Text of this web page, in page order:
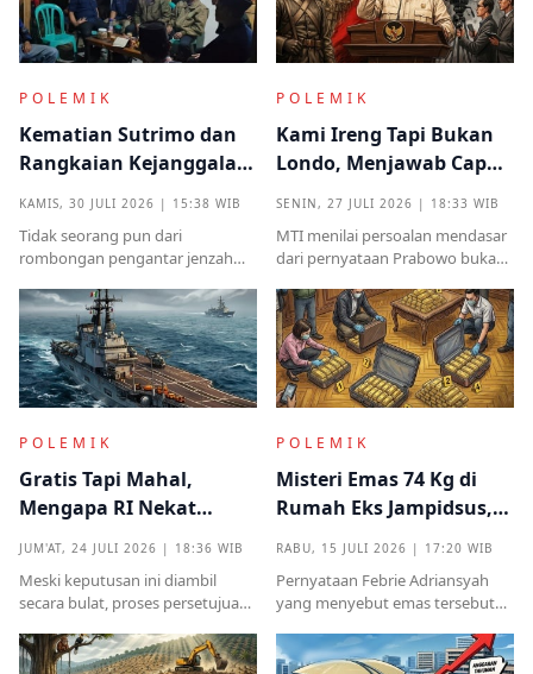
POLEMIK
Kematian Sutrimo dan
Rangkaian Kejanggalan
Kampung Halaman
KAMIS, 30 JULI 2026 | 15:38 WIB
Tidak seorang pun dari
rombongan pengantar jenzah
identitas ataupun menjelaskan
dari instansi mana.
POLEMIK
Kami Ireng Tapi Bukan
Londo, Menjawab Cap
SENIN, 27 JULI 2026 | 18:33 WIB
MTI menilai persoalan mendasar
dari pernyataan Prabowo bukan
melainkan implikasinya yang
sangat destruktif bagi kualitas
demokrasi
POLEMIK
Gratis Tapi Mahal,
Mengapa RI Nekat
Induk Tua Italia?
JUM'AT, 24 JULI 2026 | 18:36 WIB
Meski keputusan ini diambil
secara bulat, proses persetujuan
kritik tajam terkait prosedur yang
POLEMIK
Misteri Emas 74 Kg di
Rumah Eks Jampidsus,
RABU, 15 JULI 2026 | 17:20 WIB
Pernyataan Febrie Adriansyah
yang menyebut emas tersebut
menjadi titik penting dalam